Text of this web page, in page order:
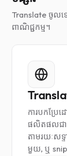
Translate ចូលទៅ
ពាណិជ្ជកម្ម។
ការបកប្រែ
ផលិតផលជា
តាមរយៈសទ្
មួយ, ឬ